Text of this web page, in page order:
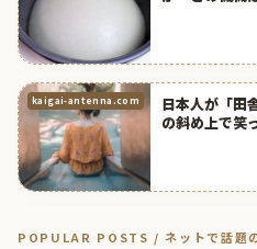
kaigai-antenna.com
日本人が「田
の斜め上で笑
POPULAR POSTS / ネットで話題